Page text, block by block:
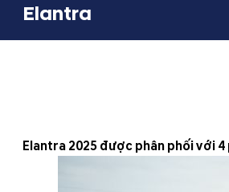
Elantra
Elantra 2025 được phân phối với